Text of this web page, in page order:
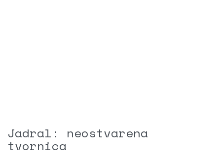
Jadral: neostvarena
tvornica